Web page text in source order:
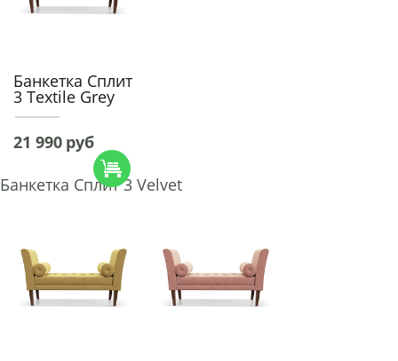
Банкетка Сплит
3 Textile Grey
21 990 руб
Банкетка Сплит 3 Velvet